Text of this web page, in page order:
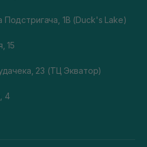
Подстригача, 1В (Duck's Lake)
15
23 (ТЦ Экватор)
4